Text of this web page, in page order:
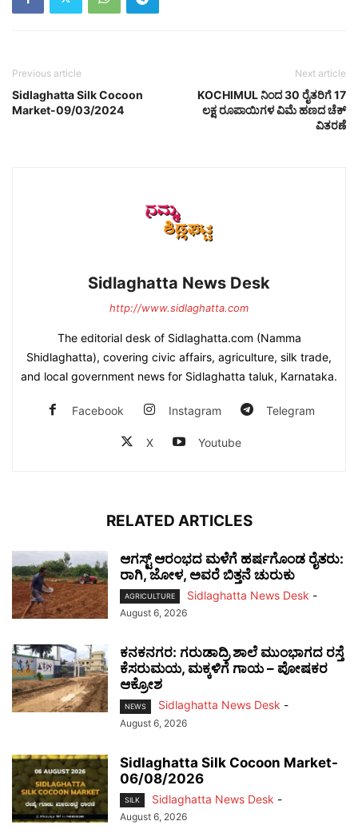
Previous article
Sidlaghatta Silk Cocoon
Market-09/03/2024
Next article
KOCHIMUL ನಿಂದ 30 ರೈತರಿಗೆ 17
ಲಕ್ಷ ರೂಪಾಯಿಗಳ ವಿಮೆ ಹಣದ ಚೆಕ್
ವಿತರಣೆ
Sidlaghatta News Desk
http://www.sidlaghatta.com
The editorial desk of Sidlaghatta.com (Namma
Shidlaghatta), covering civic affairs, agriculture, silk trade,
and local government news for Sidlaghatta taluk, Karnataka.
Facebook Instagram Telegram
X Youtube
RELATED ARTICLES
ಆಗಸ್ಟ್ ಆರಂಭದ ಮಳೆಗೆ ಹರ್ಷಗೊಂಡ ರೈತರು:
ರಾಗಿ, ಜೋಳ, ಅವರೆ ಬಿತ್ತನೆ ಚುರುಕು
AGRICULTURE Sidlaghatta News Desk -
August 6, 2026
ಕನಕನಗರ: ಗರುಡಾದ್ರಿ ಶಾಲೆ ಮುಂಭಾಗದ ರಸ್ತೆ
ಕೆಸರುಮಯ, ಮಕ್ಕಳಿಗೆ ಗಾಯ – ಪೋಷಕರ
ಆಕ್ರೋಶ
NEWS Sidlaghatta News Desk -
August 6, 2026
Sidlaghatta Silk Cocoon Market-
06/08/2026
SILK Sidlaghatta News Desk -
August 6, 2026